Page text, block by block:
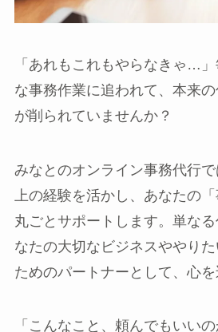
「あれもこれもやらなきゃ…
な事務作業に追われて、本来
が削られていませんか？
みなとのオンライン事務代行
上の経験を活かし、あなたの
丸ごとサポートします。単な
なたの大切なビジネスややり
ためのパートナーとして、心を
「こんなこと、頼んでもいい